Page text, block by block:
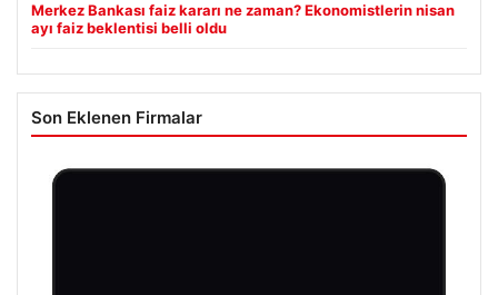
Merkez Bankası faiz kararı ne zaman? Ekonomistlerin nisan
ayı faiz beklentisi belli oldu
Son Eklenen Firmalar